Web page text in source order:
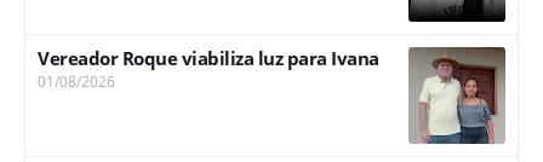
Vereador Roque viabiliza luz para Ivana
01/08/2026